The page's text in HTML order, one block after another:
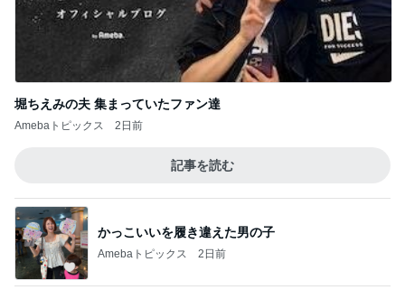
堀ちえみの夫 集まっていたファン達
Amebaトピックス 2日前
記事を読む
かっこいいを履き違えた男の子
Amebaトピックス 2日前